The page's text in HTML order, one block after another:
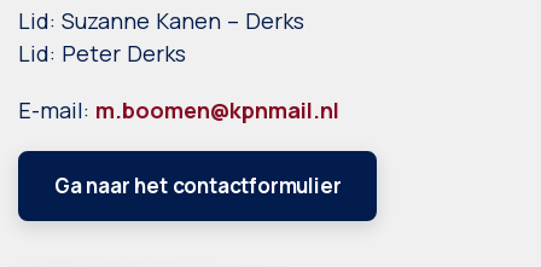
Lid: Suzanne Kanen – Derks
Lid: Peter Derks
E-mail: m.boomen@kpnmail.nl
Ga naar het contactformulier